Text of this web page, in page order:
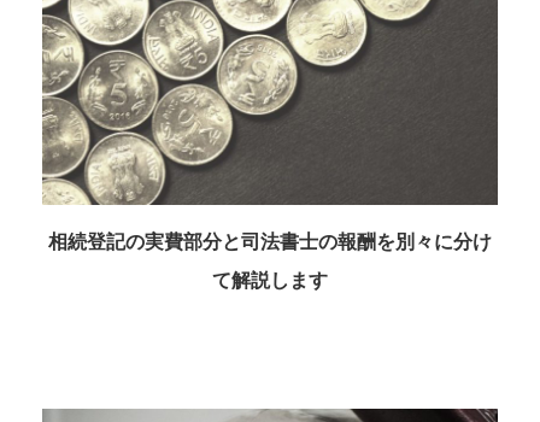
相続登記の実費部分と司法書士の報酬を別々に分け
て解説します